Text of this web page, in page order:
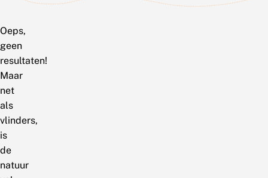
Oeps,
geen
resultaten!
Maar
net
als
vlinders,
is
de
natuur